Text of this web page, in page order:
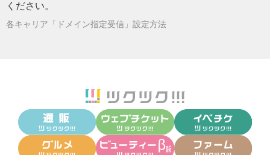
ください。
各キャリア「ドメイン指定受信」設定方法